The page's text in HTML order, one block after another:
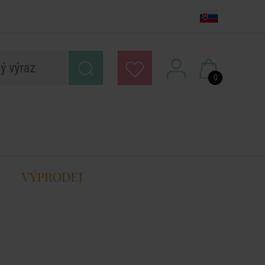
0
VÝPRODEJ